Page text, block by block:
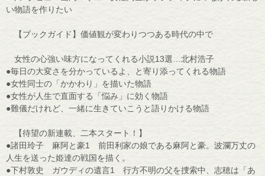
い物語を作りたい
【ブックガイド】価値観が変わりつつある時代の中で
女性の心強い味方になってくれる小説13選…北村浩子
●毎日の大変さを分かっているよ、と寄り添ってくれる物語
●女性同士の「かかわり」を描いた物語
●女性が人生で直面する「悩み」に効く物語
●難儀だけれど、一緒に生きていこうと語りかける物語
【待望の新連載、二本スタート！】
●諸田玲子 麻阿と豪1 前田利家の娘である麻阿と豪。波瀾万丈の
人生を送った姫達の戦国を描く。
●下村敦史 ガウディの遺言1 行方不明の父を捜索中、志穂は「あ